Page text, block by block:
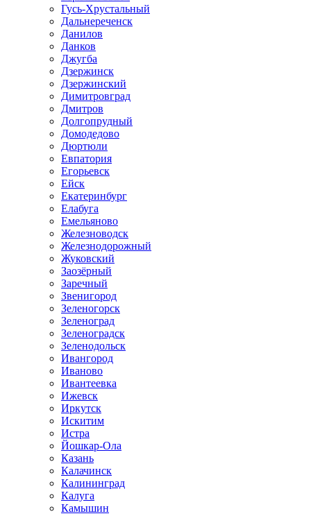
Гусь-Хрустальный
Дальнереченск
Данилов
Данков
Джугба
Дзержинск
Дзержинский
Димитровград
Дмитров
Долгопрудный
Домодедово
Дюртюли
Евпатория
Егорьевск
Ейск
Екатеринбург
Елабуга
Емельяново
Железноводск
Железнодорожный
Жуковский
Заозёрный
Заречный
Звенигород
Зеленогорск
Зеленоград
Зеленоградск
Зеленодольск
Ивангород
Иваново
Ивантеевка
Ижевск
Иркутск
Искитим
Истра
Йошкар-Ола
Казань
Калачинск
Калининград
Калуга
Камышин